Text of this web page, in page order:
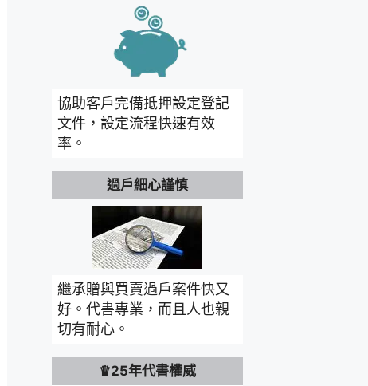
協助客戶完備抵押設定登記
文件，設定流程快速有效
率。
過戶細心謹慎
繼承贈與買賣過戶案件快又
好。代書專業，而且人也親
切有耐心。
♛25年代書權威